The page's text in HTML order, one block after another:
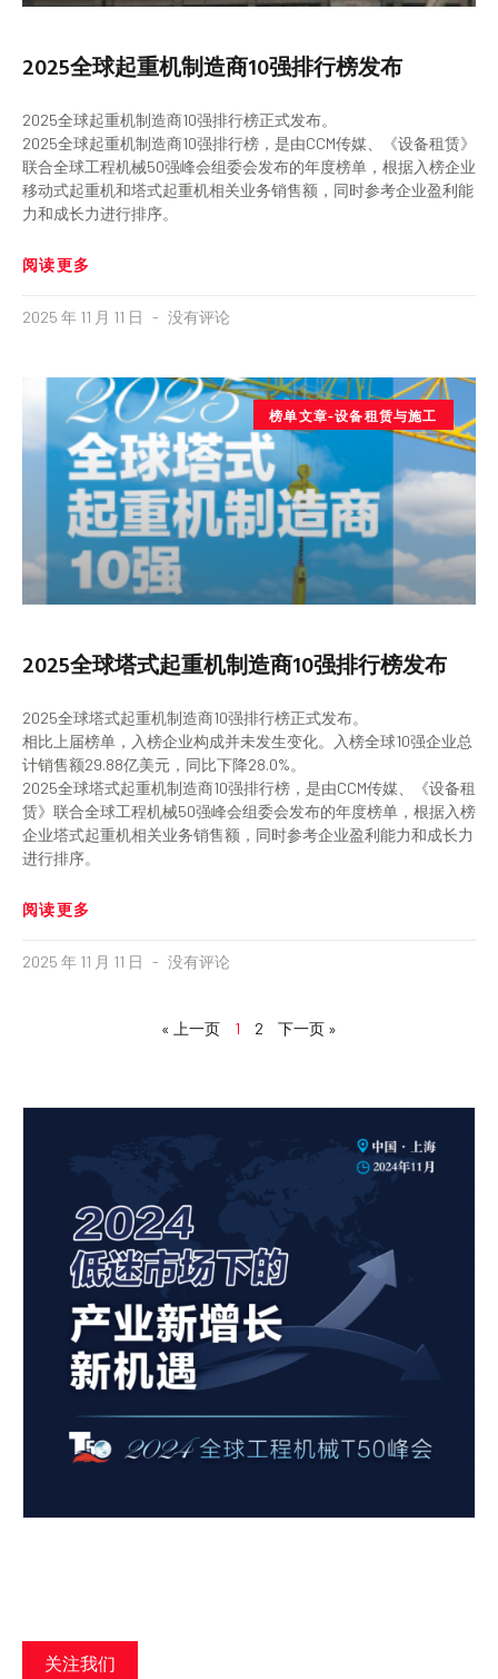
2025全球起重机制造商10强排行榜发布
2025全球起重机制造商10强排行榜正式发布。
2025全球起重机制造商10强排行榜，是由CCM传媒、《设备租赁》
联合全球工程机械50强峰会组委会发布的年度榜单，根据入榜企业
移动式起重机和塔式起重机相关业务销售额，同时参考企业盈利能
力和成长力进行排序。
阅读更多
2025 年 11 月 11 日 没有评论
榜单文章-设备租赁与施工
2025全球塔式起重机制造商10强排行榜发布
2025全球塔式起重机制造商10强排行榜正式发布。
相比上届榜单，入榜企业构成并未发生变化。入榜全球10强企业总
计销售额29.88亿美元，同比下降28.0%。
2025全球塔式起重机制造商10强排行榜，是由CCM传媒、《设备租
赁》联合全球工程机械50强峰会组委会发布的年度榜单，根据入榜
企业塔式起重机相关业务销售额，同时参考企业盈利能力和成长力
进行排序。
阅读更多
2025 年 11 月 11 日 没有评论
« 上一页 1 2 下一页 »
关注我们